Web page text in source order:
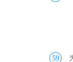
59